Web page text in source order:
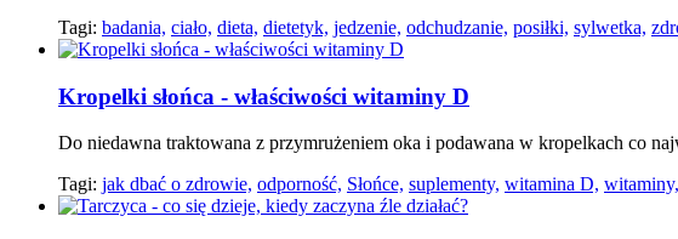
Tagi: badania, ciało, dieta, dietetyk, jedzenie, odchudzanie, posiłki, sylwetka,
Kropelki słońca - właściwości witaminy D
Do niedawna traktowana z przymrużeniem oka i podawana w kropelkach co
Tagi: jak dbać o zdrowie, odporność, Słońce, suplementy, witamina D, witaminy,